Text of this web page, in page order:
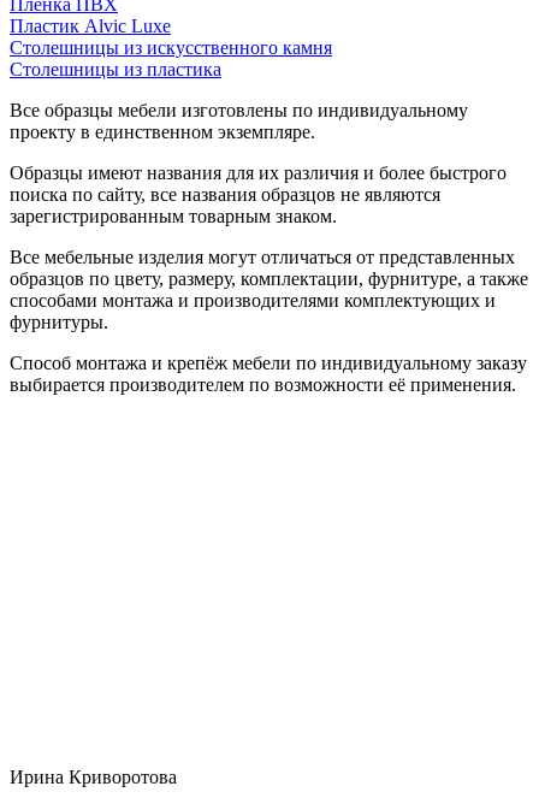
Пластик Alvic Luxe
Столешницы из искусственного камня
Столешницы из пластика
Все образцы мебели изготовлены по индивидуальному
проекту в единственном экземпляре.
Образцы имеют названия для их различия и более быстрого
поиска по сайту, все названия образцов не являются
зарегистрированным товарным знаком.
Все мебельные изделия могут отличаться от представленных
образцов по цвету, размеру, комплектации, фурнитуре, а также
способами монтажа и производителями комплектующих и
фурнитуры.
Способ монтажа и крепёж мебели по индивидуальному заказу
выбирается производителем по возможности её применения.
Ирина Криворотова